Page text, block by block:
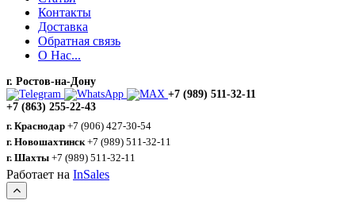
Контакты
Доставка
Обратная связь
О Нас...
г. Ростов-на-Дону
+7 (989) 511-32-11
+7 (863) 255-22-43
г. Краснодар +7 (906) 427-30-54
г. Новошахтинск +7 (989) 511-32-11
г. Шахты +7 (989) 511-32-11
Работает на InSales